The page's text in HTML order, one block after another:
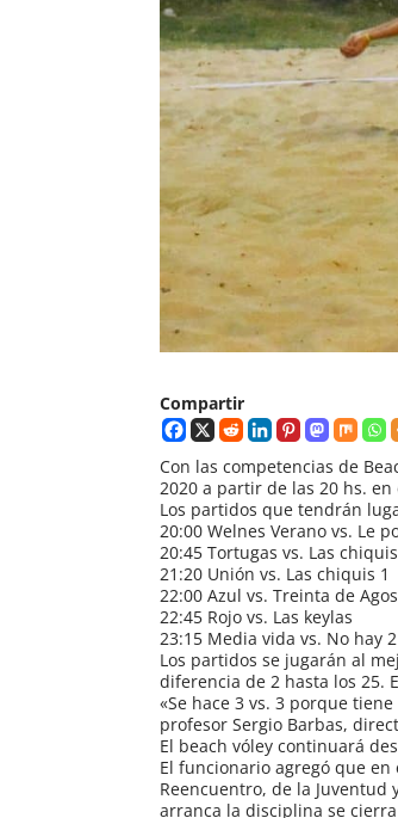
Compartir
Con las competencias de
2020 a partir de las 20 hs.
Los partidos que tendrán
20:00 Welnes Verano vs. Le
20:45 Tortugas vs. Las
21:20 Unión vs. Las chiquis 1
22:00 Azul vs. Treinta de
22:45 Rojo vs. Las keylas
23:15 Media vida vs. No hay
Los partidos se jugarán al
diferencia de 2 hasta los 25.
«Se hace 3 vs. 3 porque
profesor Sergio Barbas,
El beach vóley continuará
El funcionario agregó que
Reencuentro, de la Juventud
arranca la disciplina se